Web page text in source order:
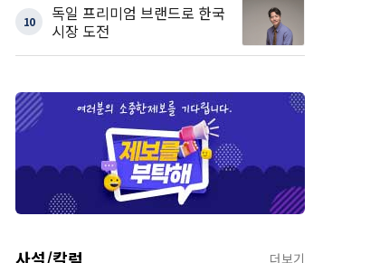
10
독일 프리미엄 브랜드로 한국
시장 도전
더보기